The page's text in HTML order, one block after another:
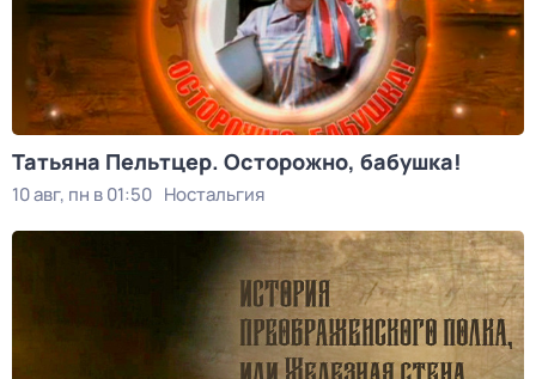
Татьяна Пельтцер. Осторожно, бабушка!
10 авг, пн в 01:50 Ностальгия